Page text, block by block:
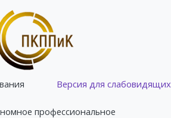
Версия для слабовидящих
профессиональное